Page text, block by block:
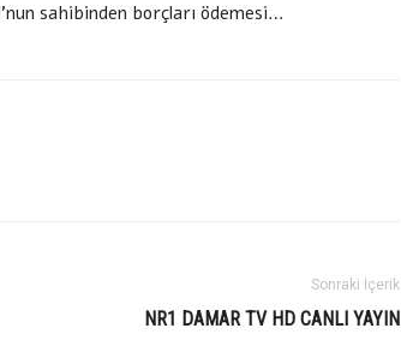
sahibinden borçları ödemesi…
Sonraki İçerik
NR1 DAMAR TV HD CANLI YAYIN